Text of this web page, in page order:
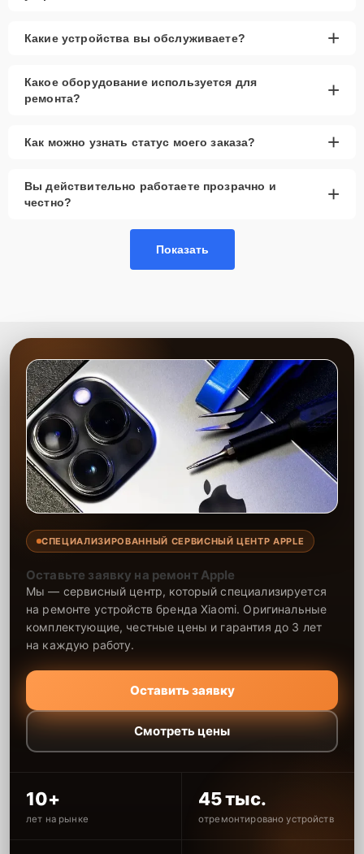
Какие устройства вы обслуживаете? +
Какое оборудование используется для
ремонта?
+
Как можно узнать статус моего заказа? +
Вы действительно работаете прозрачно и
честно?
+
Показать
СПЕЦИАЛИЗИРОВАННЫЙ СЕРВИСНЫЙ ЦЕНТР APPLE
Оставьте заявку на ремонт Apple
Мы — сервисный центр, который специализируется
на ремонте устройств бренда Xiaomi. Оригинальные
комплектующие, честные цены и гарантия до 3 лет
на каждую работу.
Оставить заявку
Смотреть цены
10+
лет на рынке
45 тыс.
отремонтировано устройств